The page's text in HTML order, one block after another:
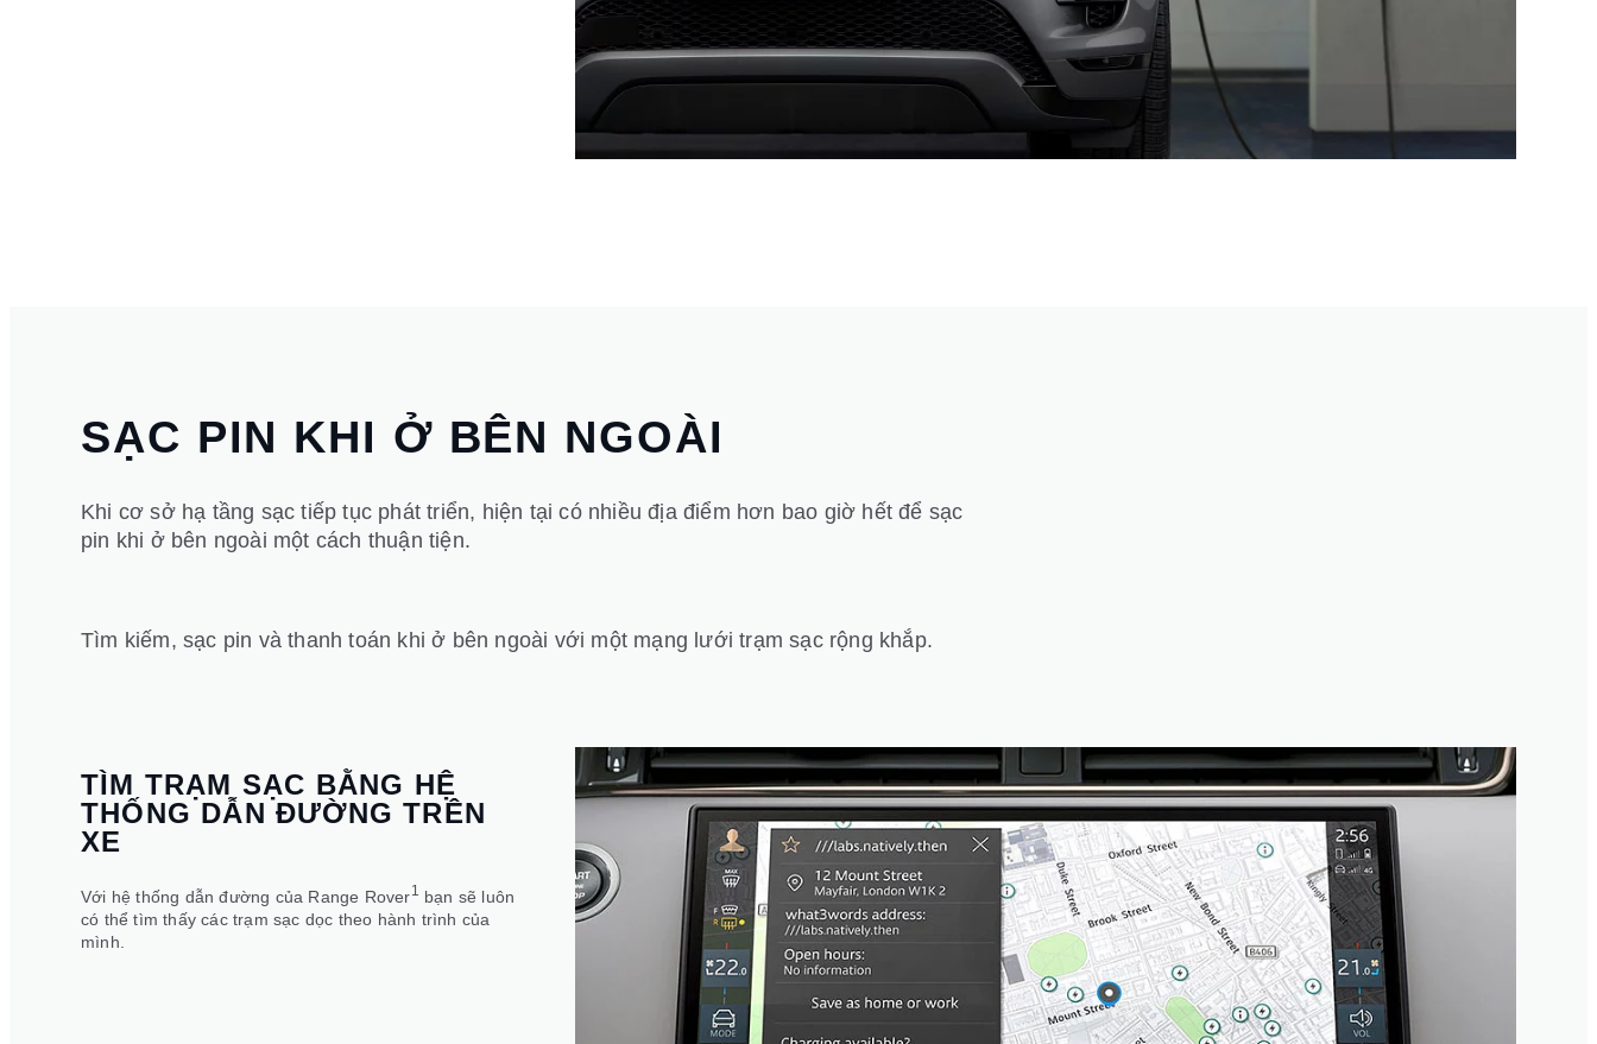
SẠC PIN KHI Ở BÊN NGOÀI
Khi cơ sở hạ tầng sạc tiếp tục phát triển, hiện tại có nhiều địa điểm hơn bao giờ hết để sạc
pin khi ở bên ngoài một cách thuận tiện.
Tìm kiếm, sạc pin và thanh toán khi ở bên ngoài với một mạng lưới trạm sạc rộng khắp.
TÌM TRẠM SẠC BẰNG HỆ
THỐNG DẪN ĐƯỜNG TRÊN
XE
Với hệ thống dẫn đường của Range Rover1
bạn sẽ luôn
có thể tìm thấy các trạm sạc dọc theo hành trình của
mình.